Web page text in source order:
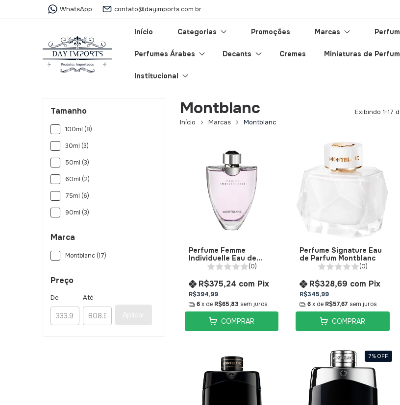
WhatsApp contato@dayimports.com.br
Início Categorias Promoções Marcas
Perfumes Árabes Decants Cremes Miniaturas de
Institucional
Tamanho
100ml (8)
30ml (3)
50ml (3)
60ml (2)
75ml (6)
90ml (3)
Marca
Montblanc (17)
Preço
De Até
Aplicar
Montblanc
Início Marcas Montblanc
Exibindo 1-17
Perfume Femme
Individuelle Eau de
Toilette Montblanc
(0)
R$394,99
R$375,24 com Pix
6x de R$65,83 sem juros
COMPRAR
Perfume Signature Eau
de Parfum Montblanc
(0)
R$345,99
R$328,69 com Pix
6 x de R$57,67 sem juros
COMPRAR
7% OFF